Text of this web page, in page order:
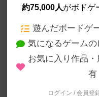
（ 1）
青木
シェアする
約75,000人がボドゲ
遊んだボードゲ
気になるゲーム
お気に入り作品
有
ログイン / 会員登